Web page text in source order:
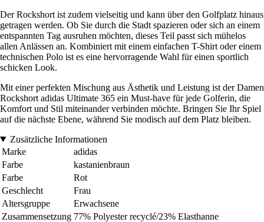
Der Rockshort ist zudem vielseitig und kann über den Golfplatz hinaus
getragen werden. Ob Sie durch die Stadt spazieren oder sich an einem
entspannten Tag ausruhen möchten, dieses Teil passt sich mühelos
allen Anlässen an. Kombiniert mit einem einfachen T-Shirt oder einem
technischen Polo ist es eine hervorragende Wahl für einen sportlich
schicken Look.
Mit einer perfekten Mischung aus Ästhetik und Leistung ist der Damen
Rockshort adidas Ultimate 365 ein Must-have für jede Golferin, die
Komfort und Stil miteinander verbinden möchte. Bringen Sie Ihr Spiel
auf die nächste Ebene, während Sie modisch auf dem Platz bleiben.
Zusätzliche Informationen
Marke
adidas
Farbe
kastanienbraun
Farbe
Rot
Geschlecht
Frau
Altersgruppe
Erwachsene
Zusammensetzung 77% Polyester recyclé/23% Elasthanne